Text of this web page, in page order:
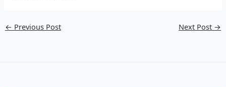
← Previous Post Next Post →